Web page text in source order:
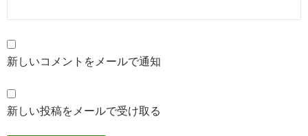
新しいコメントをメールで通知
新しい投稿をメールで受け取る